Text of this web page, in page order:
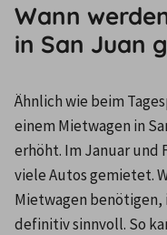
Wann
in San Juan
Ähnlich wie beim
einem Mietwagen in
erhöht. Im Januar und
viele Autos gemietet.
Mietwagen benötigen,
definitiv sinnvoll. So